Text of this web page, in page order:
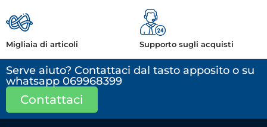
Migliaia di articoli Supporto sugli acquisti
Serve aiuto? Contattaci dal tasto apposito o su
whatsapp 069968399
Contattaci